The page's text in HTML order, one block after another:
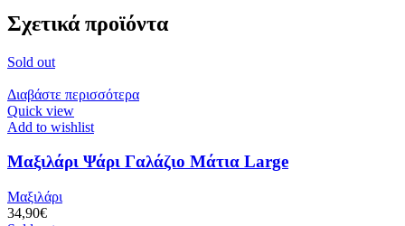
Σχετικά προϊόντα
Sold out
Διαβάστε περισσότερα
Quick view
Add to wishlist
Μαξιλάρι Ψάρι Γαλάζιο Μάτια Large
Μαξιλάρι
34,90€